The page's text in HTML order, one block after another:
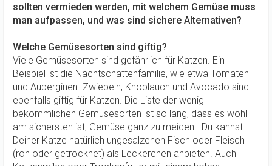
sollten vermieden werden, mit welchem Gemüse muss
man aufpassen, und was sind sichere Alternativen?
Welche Gemüsesorten sind giftig?
Viele Gemüsesorten sind gefährlich für Katzen. Ein
Beispiel ist die Nachtschattenfamilie, wie etwa Tomaten
und Auberginen. Zwiebeln, Knoblauch und Avocado sind
ebenfalls giftig für Katzen. Die Liste der wenig
bekömmlichen Gemüsesorten ist so lang, dass es wohl
am sichersten ist, Gemüse ganz zu meiden. Du kannst
Deiner Katze natürlich ungesalzenen Fisch oder Fleisch
(roh oder getrocknet) als Leckerchen anbieten. Auch